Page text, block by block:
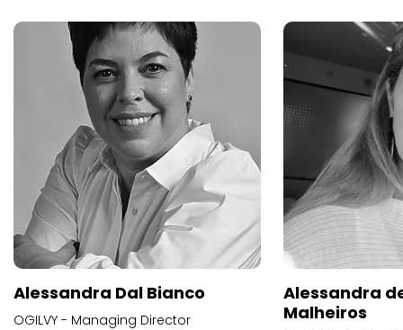
Alessandra Dal Bianco
OGILVY - Managing Director
Alessandra
Malheiros